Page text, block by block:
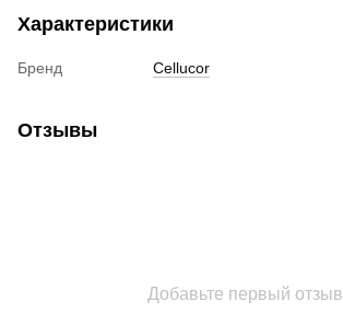
Характеристики
Бренд Cellucor
Отзывы
Добавьте первый отзыв